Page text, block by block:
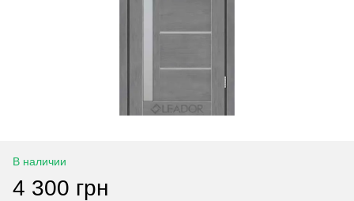
В наличии
4 300 грн